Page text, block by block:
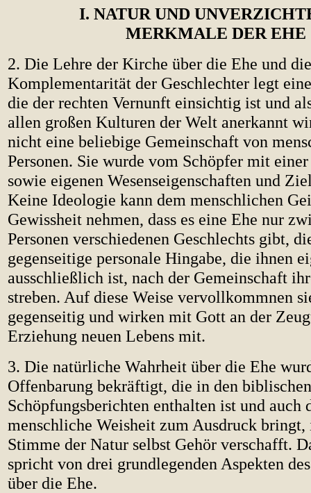
I. NATUR UND
MERKMALE DER EHE
2. Die Lehre der Kirche über die Ehe und die
Komplementarität der Geschlechter legt
die der rechten Vernunft einsichtig ist und
allen großen Kulturen der Welt anerkannt
nicht eine beliebige Gemeinschaft von
Personen. Sie wurde vom Schöpfer mit
sowie eigenen Wesenseigenschaften und
Keine Ideologie kann dem menschlichen
Gewissheit nehmen, dass es eine Ehe nur
Personen verschiedenen Geschlechts gibt,
gegenseitige personale Hingabe, die ihnen
ausschließlich ist, nach der Gemeinschaft
streben. Auf diese Weise vervollkommnen
gegenseitig und wirken mit Gott an der
Erziehung neuen Lebens mit.
3. Die natürliche Wahrheit über die Ehe
Offenbarung bekräftigt, die in den biblischen
Schöpfungsberichten enthalten ist und auch
menschliche Weisheit zum Ausdruck bringt,
Stimme der Natur selbst Gehör verschafft.
spricht von drei grundlegenden Aspekten
über die Ehe.